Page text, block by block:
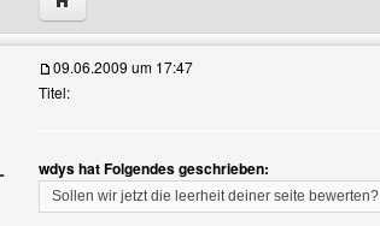
09.06.2009 um 17:47
Titel:
wdys hat Folgendes geschrieben:
Sollen wir jetzt die leerheit deiner seite bewerten?